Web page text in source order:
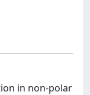
in non-polar